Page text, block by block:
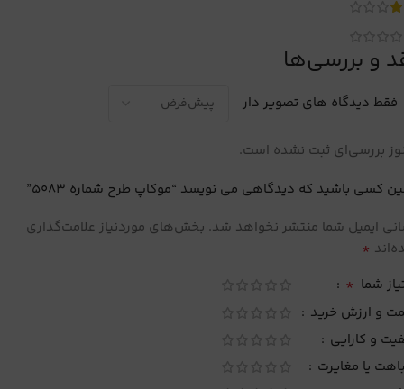
و بررسی‌ها
فقط دیدگاه های تصویر دار
بررسی‌ای ثبت نشده است.
کسی باشید که دیدگاهی می نویسد “موکاپ طرح شماره 5083”
ایمیل شما منتشر نخواهد شد. بخش‌های موردنیاز علامت‌گذاری
*
شما *
و ارزش خرید
و کارایی
یا مغایرت